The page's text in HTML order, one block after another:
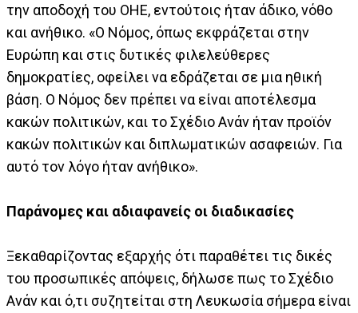
την αποδοχή του ΟΗΕ, εντούτοις ήταν άδικο, νόθο
και ανήθικο. «Ο Νόμος, όπως εκφράζεται στην
Ευρώπη και στις δυτικές φιλελεύθερες
δημοκρατίες, οφείλει να εδράζεται σε μια ηθική
βάση. Ο Νόμος δεν πρέπει να είναι αποτέλεσμα
κακών πολιτικών, και το Σχέδιο Ανάν ήταν προϊόν
κακών πολιτικών και διπλωματικών ασαφειών. Για
αυτό τον λόγο ήταν ανήθικο».
Παράνομες και αδιαφανείς oι διαδικασίες
Ξεκαθαρίζοντας εξαρχής ότι παραθέτει τις δικές
του προσωπικές απόψεις, δήλωσε πως το Σχέδιο
Ανάν και ό,τι συζητείται στη Λευκωσία σήμερα είναι